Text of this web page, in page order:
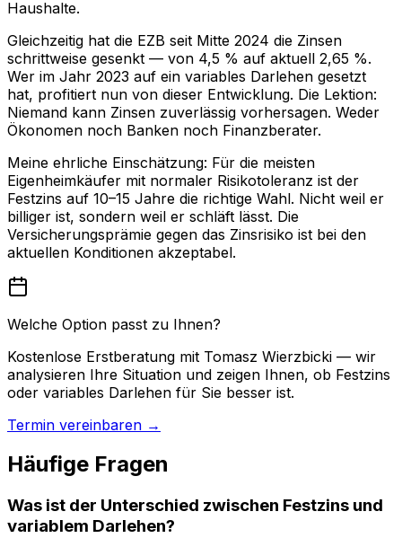
Haushalte.
Gleichzeitig hat die EZB seit Mitte 2024 die Zinsen
schrittweise gesenkt — von 4,5 % auf aktuell 2,65 %.
Wer im Jahr 2023 auf ein variables Darlehen gesetzt
hat, profitiert nun von dieser Entwicklung. Die Lektion:
Niemand kann Zinsen zuverlässig vorhersagen. Weder
Ökonomen noch Banken noch Finanzberater.
Meine ehrliche Einschätzung: Für die meisten
Eigenheimkäufer mit normaler Risikotoleranz ist der
Festzins auf 10–15 Jahre die richtige Wahl. Nicht weil er
billiger ist, sondern weil er schläft lässt. Die
Versicherungsprämie gegen das Zinsrisiko ist bei den
aktuellen Konditionen akzeptabel.
Welche Option passt zu Ihnen?
Kostenlose Erstberatung mit Tomasz Wierzbicki — wir
analysieren Ihre Situation und zeigen Ihnen, ob Festzins
oder variables Darlehen für Sie besser ist.
Termin vereinbaren →
Häufige Fragen
Was ist der Unterschied zwischen Festzins und
variablem Darlehen?